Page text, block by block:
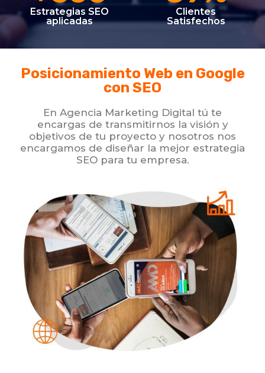
Estrategias SEO
aplicadas
Clientes
Satisfechos
Posicionamiento Web en Google
con SEO
En Agencia Marketing Digital tú te
encargas de transmitirnos la visión y
objetivos de tu proyecto y nosotros nos
encargamos de diseñar la mejor estrategia
SEO para tu empresa.